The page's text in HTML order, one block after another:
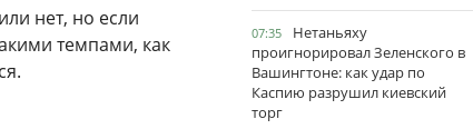
нет, но если
темпами, как
07:35
Нетаньяху
проигнорировал Зеленского в
Вашингтоне: как удар по
Каспию разрушил киевский
торг